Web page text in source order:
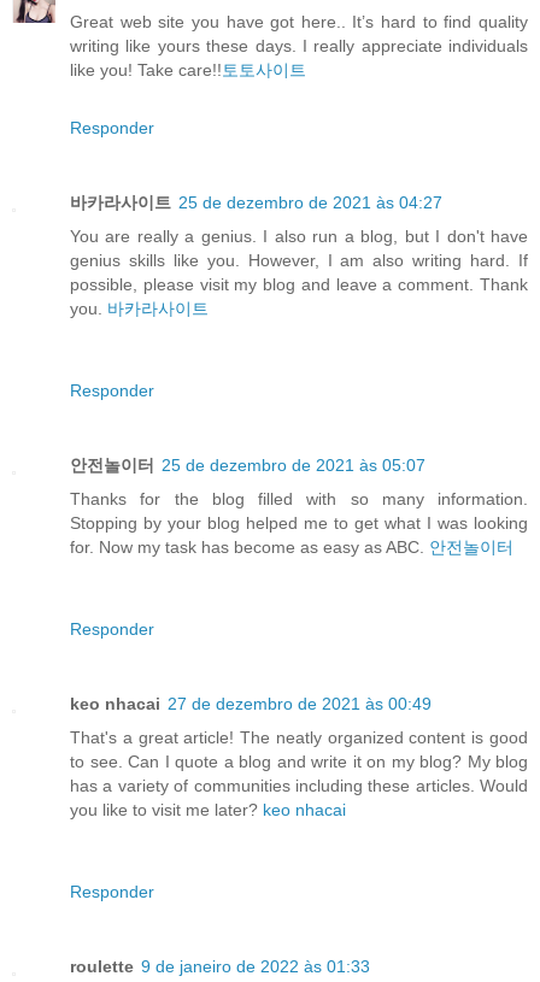
Great web site you have got here.. It’s hard to find quality
writing like yours these days. I really appreciate individuals
like you! Take care!!토토사이트
Responder
바카라사이트 25 de dezembro de 2021 às 04:27
You are really a genius. I also run a blog, but I don't have
genius skills like you. However, I am also writing hard. If
possible, please visit my blog and leave a comment. Thank
you. 바카라사이트
Responder
안전놀이터
25 de dezembro de 2021 às 05:07
Thanks for the blog filled with so many information.
Stopping by your blog helped me to get what I was looking
for. Now my task has become as easy as ABC. 안전놀이터
Responder
keo nhacai 27 de dezembro de 2021 às 00:49
That's a great article! The neatly organized content is good
to see. Can I quote a blog and write it on my blog? My blog
has a variety of communities including these articles. Would
you like to visit me later? keo nhacai
Responder
roulette 9 de janeiro de 2022 às 01:33